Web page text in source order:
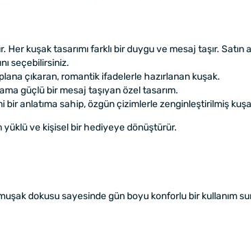
Her kuşak tasarımı farklı bir duygu ve mesaj taşır.
seçebilirsiniz.
çıkaran, romantik ifadelerle hazırlanan kuşak.
güçlü bir mesaj taşıyan özel tasarım.
bir anlatıma sahip, özgün çizimlerle zenginleştirilmiş
yüklü ve kişisel bir hediyeye dönüştürür.
dokusu sayesinde gün boyu konforlu bir kullanım